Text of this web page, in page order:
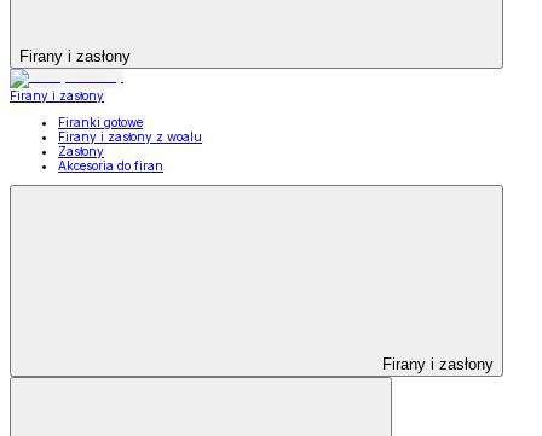
Firany i zasłony
Firany i zasłony
Firanki gotowe
Firany i zasłony z woalu
Zasłony
Akcesoria do firan
Firany i zasłony